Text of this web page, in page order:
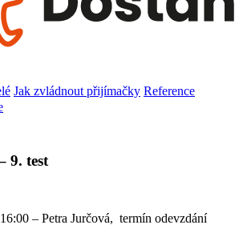
Jak zvládnout přijímačky Reference
9. test
– Petra Jurčová, termín odevzdání